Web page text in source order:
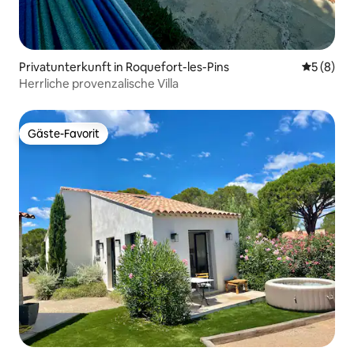
Privatunterkunft in Roquefort-les-Pins
5 (8)
Herrliche provenzalische Villa
Gäste-Favorit
Gäste-Favorit